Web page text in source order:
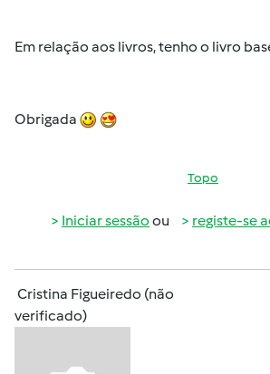
Em relação aos livros, tenho o livro
Obrigada
Topo
Iniciar sessão ou registe-se
Cristina Figueiredo (não
verificado)